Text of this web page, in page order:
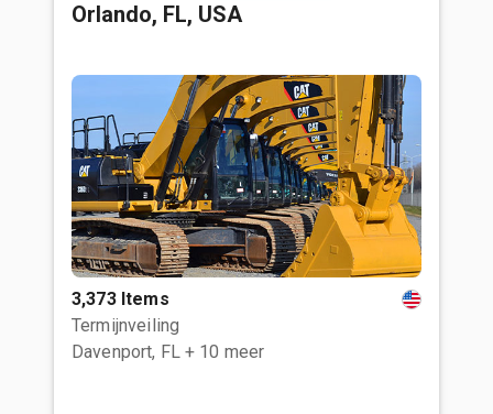
Orlando, FL, USA
3,373 Items
Termijnveiling
Davenport, FL + 10 meer